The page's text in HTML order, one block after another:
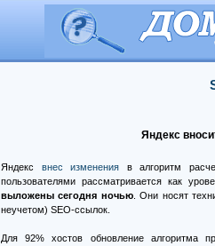
Яндекс
Яндекс внес изменения в алгоритм
пользователями рассматривается как
выложены сегодня ночью. Они носят
неучетом) SEO-ссылок.
Для 92% хостов обновление алгоритма